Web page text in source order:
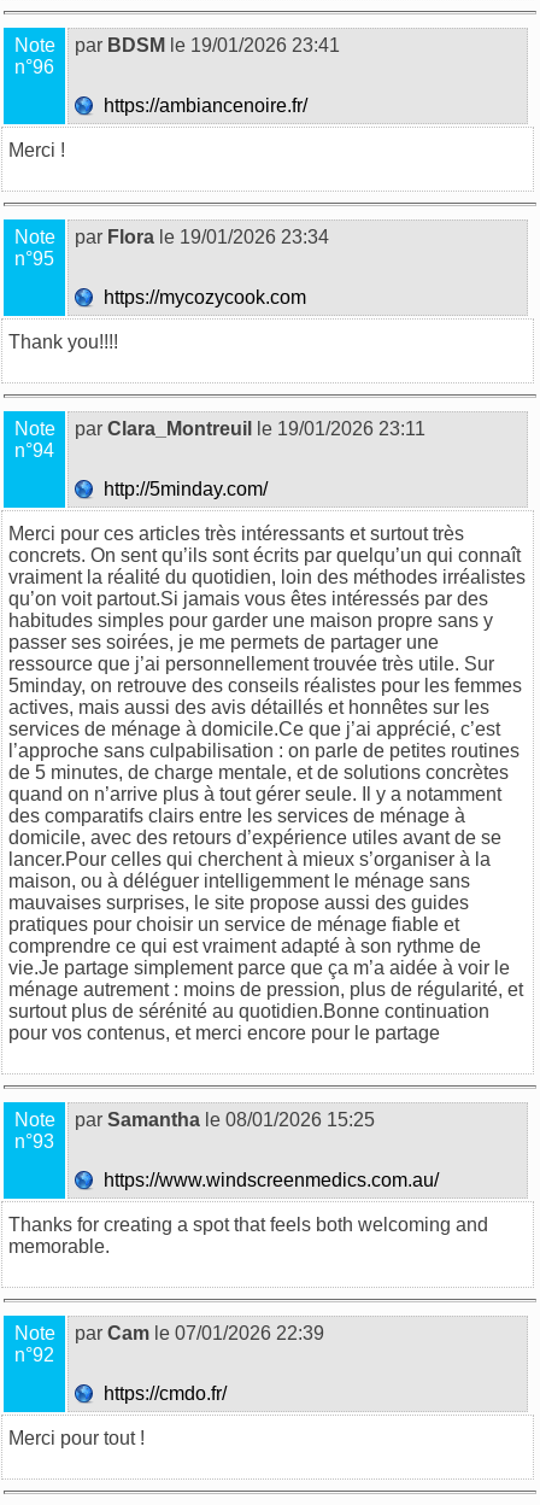
Note
n°96
par BDSM le 19/01/2026 23:41
https://ambiancenoire.fr/
Merci !
Note
n°95
par Flora le 19/01/2026 23:34
https://mycozycook.com
Thank you!!!!
Note
n°94
par Clara_Montreuil le 19/01/2026 23:11
http://5minday.com/
Merci pour ces articles très intéressants et surtout très
concrets. On sent qu’ils sont écrits par quelqu’un qui connaît
vraiment la réalité du quotidien, loin des méthodes irréalistes
qu’on voit partout.Si jamais vous êtes intéressés par des
habitudes simples pour garder une maison propre sans y
passer ses soirées, je me permets de partager une
ressource que j’ai personnellement trouvée très utile. Sur
5minday, on retrouve des conseils réalistes pour les femmes
actives, mais aussi des avis détaillés et honnêtes sur les
services de ménage à domicile.Ce que j’ai apprécié, c’est
l’approche sans culpabilisation : on parle de petites routines
de 5 minutes, de charge mentale, et de solutions concrètes
quand on n’arrive plus à tout gérer seule. Il y a notamment
des comparatifs clairs entre les services de ménage à
domicile, avec des retours d’expérience utiles avant de se
lancer.Pour celles qui cherchent à mieux s’organiser à la
maison, ou à déléguer intelligemment le ménage sans
mauvaises surprises, le site propose aussi des guides
pratiques pour choisir un service de ménage fiable et
comprendre ce qui est vraiment adapté à son rythme de
vie.Je partage simplement parce que ça m’a aidée à voir le
ménage autrement : moins de pression, plus de régularité, et
surtout plus de sérénité au quotidien.Bonne continuation
pour vos contenus, et merci encore pour le partage
Note
n°93
par Samantha le 08/01/2026 15:25
https://www.windscreenmedics.com.au/
Thanks for creating a spot that feels both welcoming and
memorable.
Note
n°92
par Cam le 07/01/2026 22:39
https://cmdo.fr/
Merci pour tout !